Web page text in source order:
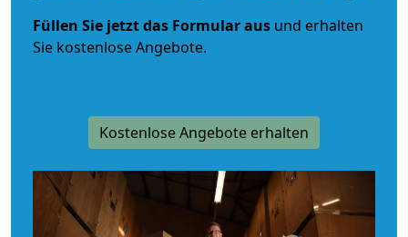
Füllen Sie jetzt das Formular aus und erhalten
Sie kostenlose Angebote.
Kostenlose Angebote erhalten